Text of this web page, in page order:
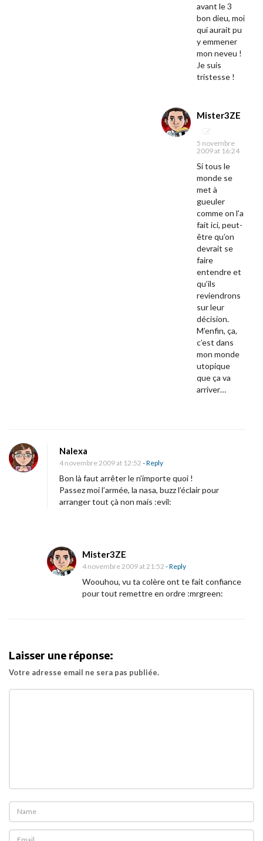
avant le 3
bon dieu, moi
qui aurait pu
y emmener
mon neveu !
Je suis
tristesse !
Mister3ZE
5 novembre
2009 at 16:24
Si tous le
monde se
met à
gueuler
comme on l’a
fait ici, peut-
être qu’on
devrait se
faire
entendre et
qu’ils
reviendrons
sur leur
décision.
M’enfin, ça,
c’est dans
mon monde
utopique
que ça va
arriver…
Nalexa
4 novembre 2009 at 12:52 - Reply
Bon là faut arrêter le n’importe quoi !
Passez moi l’armée, la nasa, buzz l’éclair pour
arranger tout çà non mais :evil:
Mister3ZE
4 novembre 2009 at 21:52 - Reply
Woouhou, vu ta colère ont te fait confiance
pour tout remettre en ordre :mrgreen:
Laisser une réponse:
Votre adresse email ne sera pas publiée.